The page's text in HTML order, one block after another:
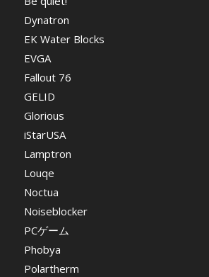
Dynatron
EK Water Blocks
EVGA
Fallout 76
GELID
Glorious
iStarUSA
Lamptron
Louqe
Noctua
Noiseblocker
PCゲーム
Phobya
Polartherm